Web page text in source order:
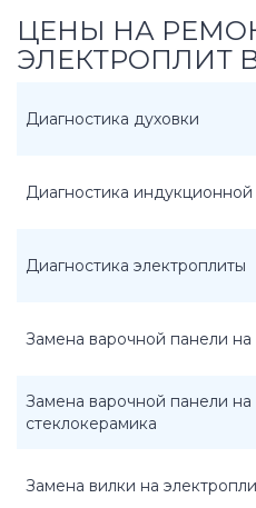
ЦЕНЫ НА
ЭЛЕКТРОПЛИТ
Диагностика духовки
Диагностика индукционной
Диагностика электроплиты
Замена варочной панели на
Замена варочной панели на
стеклокерамика
Замена вилки на